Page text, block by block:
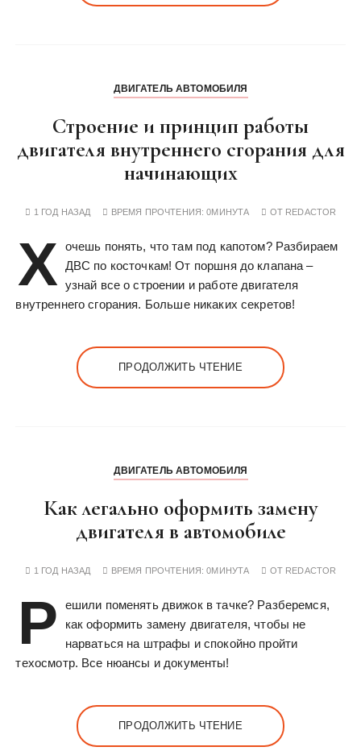
ДВИГАТЕЛЬ АВТОМОБИЛЯ
Строение и принцип работы
двигателя внутреннего сгорания для
начинающих
1 ГОД НАЗАД ВРЕМЯ ПРОЧТЕНИЯ:0МИНУТА ОТ REDACTOR
Х очешь понять, что там под капотом? Разбираем
ДВС по косточкам! От поршня до клапана –
узнай все о строении и работе двигателя
внутреннего сгорания. Больше никаких секретов!
ПРОДОЛЖИТЬ ЧТЕНИЕ
ДВИГАТЕЛЬ АВТОМОБИЛЯ
Как легально оформить замену
двигателя в автомобиле
1 ГОД НАЗАД ВРЕМЯ ПРОЧТЕНИЯ:0МИНУТА ОТ REDACTOR
Р
ешили поменять движок в тачке? Разберемся,
как оформить замену двигателя, чтобы не
нарваться на штрафы и спокойно пройти
техосмотр. Все нюансы и документы!
ПРОДОЛЖИТЬ ЧТЕНИЕ